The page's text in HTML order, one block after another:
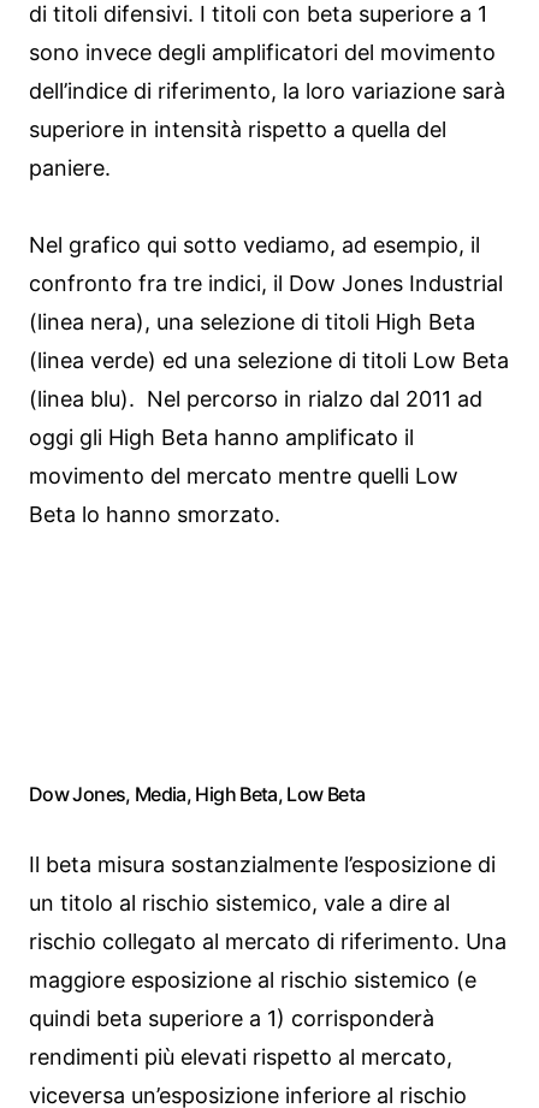
di titoli difensivi. I titoli con beta superiore a 1
sono invece degli amplificatori del movimento
dell’indice di riferimento, la loro variazione sarà
superiore in intensità rispetto a quella del
paniere.
Nel grafico qui sotto vediamo, ad esempio, il
confronto fra tre indici, il Dow Jones Industrial
(linea nera), una selezione di titoli High Beta
(linea verde) ed una selezione di titoli Low Beta
(linea blu). Nel percorso in rialzo dal 2011 ad
oggi gli High Beta hanno amplificato il
movimento del mercato mentre quelli Low
Beta lo hanno smorzato.
Dow Jones, Media, High Beta, Low Beta
Il beta misura sostanzialmente l’esposizione di
un titolo al rischio sistemico, vale a dire al
rischio collegato al mercato di riferimento. Una
maggiore esposizione al rischio sistemico (e
quindi beta superiore a 1) corrisponderà
rendimenti più elevati rispetto al mercato,
viceversa un’esposizione inferiore al rischio